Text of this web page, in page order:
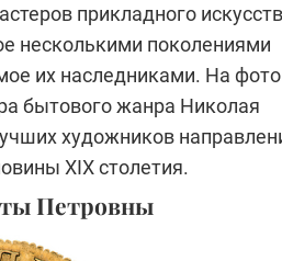
прикладного
несколькими поколениями
их наследниками. На
бытового жанра Николая
художников
XIX столетия.
Петровны